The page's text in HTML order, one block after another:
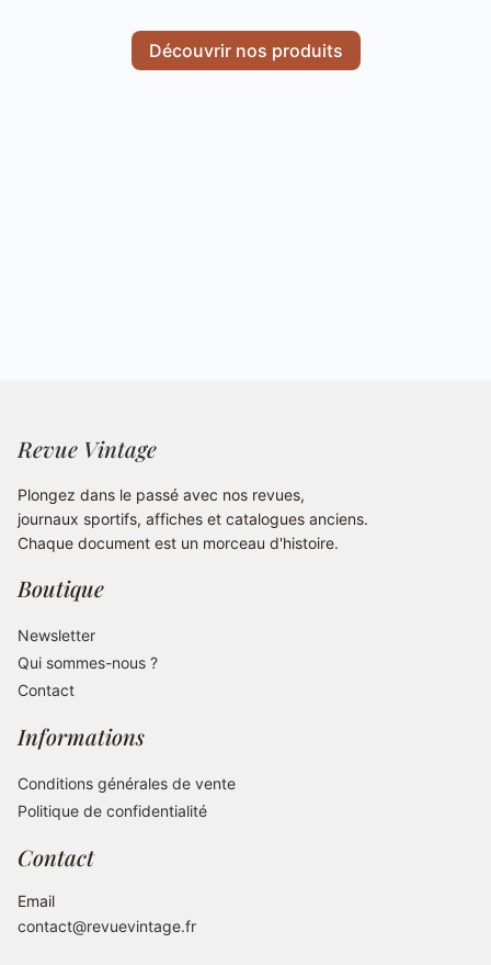
Découvrir nos produits
Revue Vintage
Plongez dans le passé avec nos revues,
journaux sportifs, affiches et catalogues anciens.
Chaque document est un morceau d'histoire.
Boutique
Newsletter
Qui sommes-nous ?
Contact
Informations
Conditions générales de vente
Politique de confidentialité
Contact
Email
contact@revuevintage.fr